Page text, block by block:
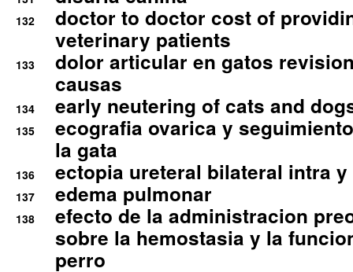
132
doctor to doctor cost of
veterinary patients
133
dolor articular en gatos
causas
134 early neutering of cats and
135
ecografia ovarica y
la gata
136 ectopia ureteral bilateral intra
137 edema pulmonar
138
efecto de la administracion
sobre la hemostasia y la
perro